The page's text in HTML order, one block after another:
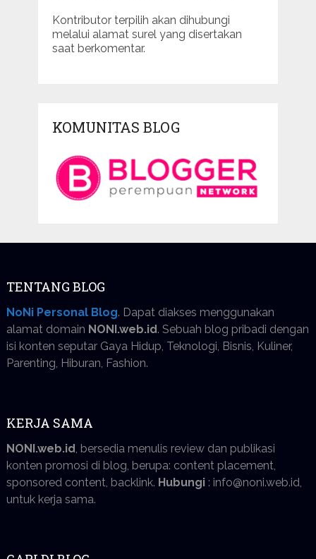
Kontributor terpilih akan dihubungi
melalui alamat surel yang disertakan
saat berkomentar.
KOMUNITAS BLOG
TENTANG BLOG
NoNi Personal Blog. Dapat diakses menggunakan
alamat domain NONI.web.id. Sebuah blog pribadi dengan
isi konten seputar Gaya Hidup, Teknologi, Bisnis, Kuliner,
Parenting, Hiburan, Fashion.
KERJA SAMA
NONI.web.id, bersedia menulis review dan publikasi
konten promosi di blog, berupa: content placement,
sponsored content, backlink. Hubungi: info@noni.web.id,
untuk kerja sama.